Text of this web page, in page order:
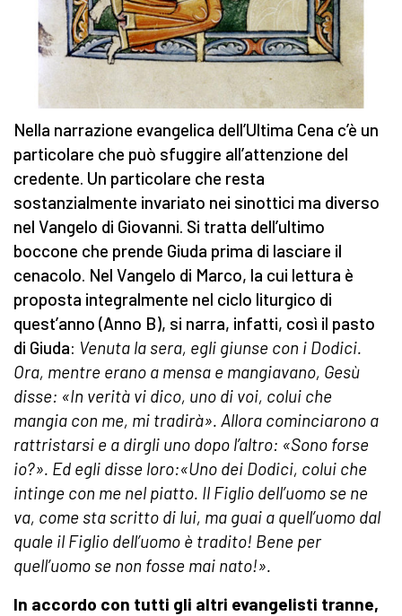
Nella narrazione evangelica dell’Ultima Cena c’è un
particolare che può sfuggire all’attenzione del
credente. Un particolare che resta
sostanzialmente invariato nei sinottici ma diverso
nel Vangelo di Giovanni. Si tratta dell’ultimo
boccone che prende Giuda prima di lasciare il
cenacolo. Nel Vangelo di Marco, la cui lettura è
proposta integralmente nel ciclo liturgico di
quest’anno (Anno B), si narra, infatti, così il pasto
di Giuda: Venuta la sera, egli giunse con i Dodici.
Ora, mentre erano a mensa e mangiavano, Gesù
disse: «In verità vi dico, uno di voi, colui che
mangia con me, mi tradirà». Allora cominciarono a
rattristarsi e a dirgli uno dopo l’altro: «Sono forse
io?». Ed egli disse loro:«Uno dei Dodici, colui che
intinge con me nel piatto. Il Figlio dell’uomo se ne
va, come sta scritto di lui, ma guai a quell’uomo dal
quale il Figlio dell’uomo è tradito! Bene per
quell’uomo se non fosse mai nato!».
In accordo con tutti gli altri evangelisti tranne,